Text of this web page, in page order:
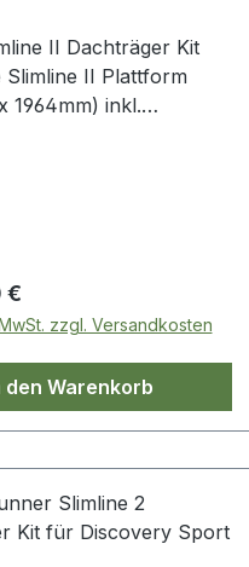
II Dachträger Kit
Slimline II Plattform
1964mm) inkl.
€
zzgl. Versandkosten
den Warenkorb